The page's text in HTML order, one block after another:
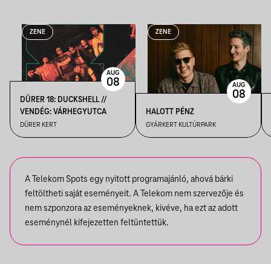
ZENE
DÜRER 18: DUCKSHELL //
VENDÉG: VÁRHEGYUTCA
DÜRER KERT
AUG
08
ZENE
HALOTT PÉNZ
GYÁRKERT KULTÚRPARK
AUG
08
A Telekom Spots egy nyitott programajánló, ahová bárki
feltöltheti saját eseményeit. A Telekom nem szervezője és
nem szponzora az eseményeknek, kivéve, ha ezt az adott
eseménynél kifejezetten feltüntettük.